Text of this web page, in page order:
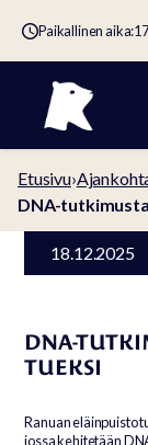
Paikallinen aika:
Etusivu›
DNA-
18.12.2025
DNA-
TUEKSI
Ranuan eläinpuisto
jossa kehitetään